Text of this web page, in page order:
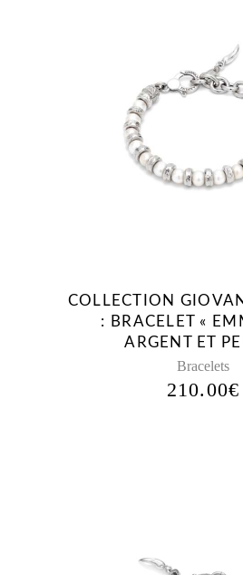
COLLECTION
: BRACELET «
ARGENT ET
Bracelets
210.00€